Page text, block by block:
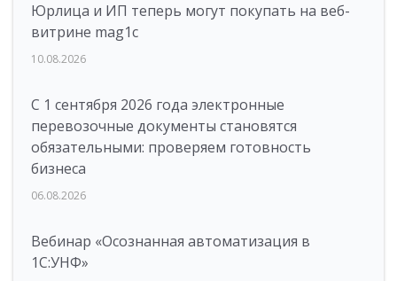
Юрлица и ИП теперь могут покупать на веб-
витрине mag1c
10.08.2026
С 1 сентября 2026 года электронные
перевозочные документы становятся
обязательными: проверяем готовность
бизнеса
06.08.2026
Вебинар «Осознанная автоматизация в
1С:УНФ»